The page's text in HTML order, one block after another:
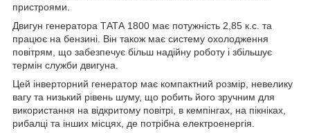
пристроями.
Двигун генератора ТАТА 1800 має потужність 2,85 к.с. та
працює на бензині. Він також має систему охолодження
повітрям, що забезпечує більш надійну роботу і збільшує
термін служби двигуна.
Цей інверторний генератор має компактний розмір, невелику
вагу та низький рівень шуму, що робить його зручним для
використання на відкритому повітрі, в кемпінгах, на пікніках,
рибалці та інших місцях, де потрібна електроенергія.